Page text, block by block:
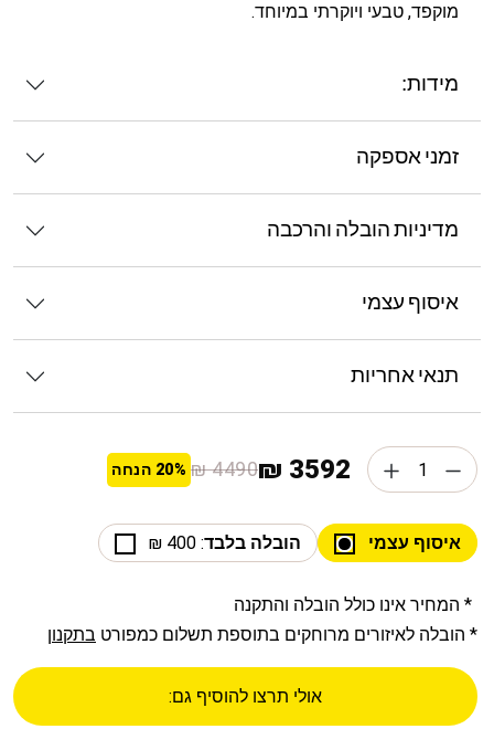
מוקפד, טבעי ויוקרתי במיוחד.
מידות:
זמני אספקה
מדיניות הובלה והרכבה
איסוף עצמי
תנאי אחריות
3592 ₪
4490 ₪
20% הנחה
איסוף עצמי הובלה בלבד: 400 ₪
* המחיר אינו כולל הובלה והתקנה
* הובלה לאיזורים מרוחקים בתוספת תשלום כמפורט בתקנון
אולי תרצו להוסיף גם: